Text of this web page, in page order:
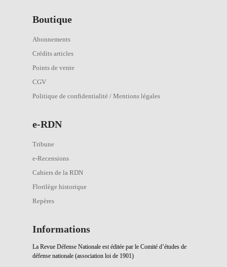
Boutique
Abonnements
Crédits articles
Points de vente
CGV
Politique de confidentialité / Mentions légales
e-RDN
Tribune
e-Recensions
Cahiers de la RDN
Florilège historique
Repères
Informations
La Revue Défense Nationale est éditée par le Comité d’études de
défense nationale (association loi de 1901)